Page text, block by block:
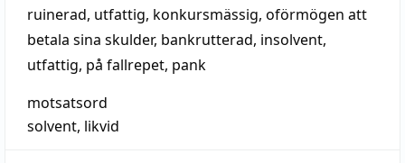
ruinerad, utfattig, konkursmässig, oförmögen att
betala sina skulder, bankrutterad, insolvent,
utfattig, på fallrepet, pank
motsatsord
solvent, likvid